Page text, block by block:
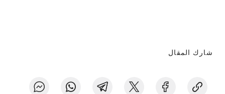
شارك المقال